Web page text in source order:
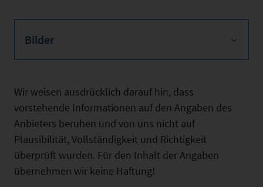
Bilder
Wir weisen ausdrücklich darauf hin, dass
vorstehende Informationen auf den Angaben des
Anbieters beruhen und von uns nicht auf
Plausibilität, Vollständigkeit und Richtigkeit
überprüft wurden. Für den Inhalt der Angaben
übernehmen wir keine Haftung!